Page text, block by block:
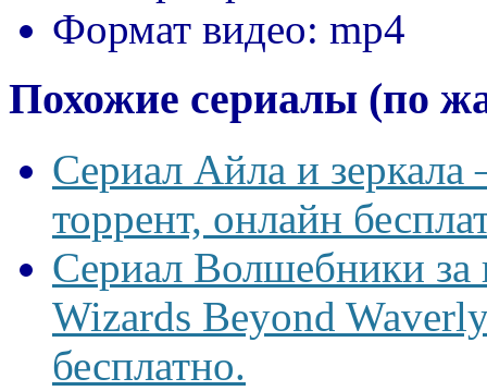
Формат видео: mp4
Похожие сериалы (по
Сериал Айла и
торрент, онлайн
Сериал Волшебники
Wizards Beyond
бесплатно.